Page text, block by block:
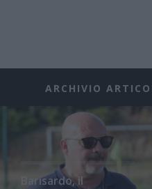
ARCHIVIO
Barisardo, il